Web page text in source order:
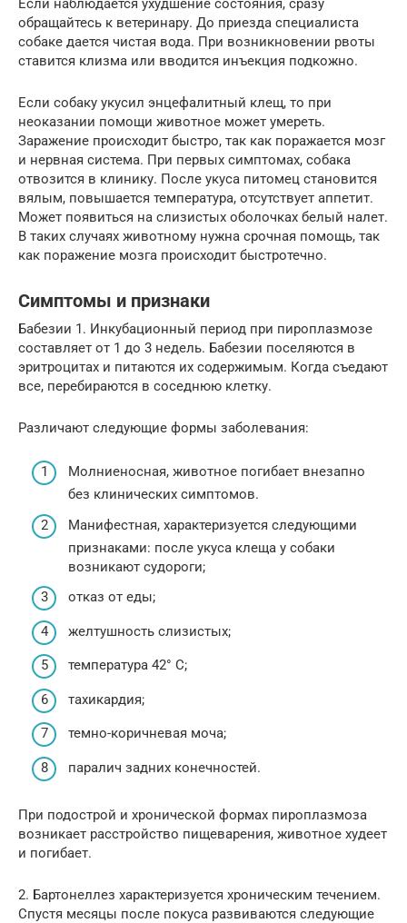
Если наблюдается ухудшение состояния, сразу
обращайтесь к ветеринару. До приезда специалиста
собаке дается чистая вода. При возникновении рвоты
ставится клизма или вводится инъекция подкожно.
Если собаку укусил энцефалитный клещ, то при
неоказании помощи животное может умереть.
Заражение происходит быстро, так как поражается мозг
и нервная система. При первых симптомах, собака
отвозится в клинику. После укуса питомец становится
вялым, повышается температура, отсутствует аппетит.
Может появиться на слизистых оболочках белый налет.
В таких случаях животному нужна срочная помощь, так
как поражение мозга происходит быстротечно.
Симптомы и признаки
Бабезии 1. Инкубационный период при пироплазмозе
составляет от 1 до 3 недель. Бабезии поселяются в
эритроцитах и питаются их содержимым. Когда съедают
все, перебираются в соседнюю клетку.
Различают следующие формы заболевания:
Молниеносная, животное погибает внезапно
без клинических симптомов.
Манифестная, характеризуется следующими
признаками: после укуса клеща у собаки
возникают судороги;
отказ от еды;
желтушность слизистых;
температура 42° C;
тахикардия;
темно-коричневая моча;
паралич задних конечностей.
При подострой и хронической формах пироплазмоза
возникает расстройство пищеварения, животное худеет
и погибает.
2. Бартонеллез характеризуется хроническим течением.
Спустя месяцы после покуса развиваются следующие